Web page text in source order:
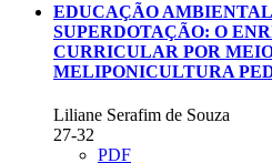
EDUCAÇÃO
SUPERDOTAÇÃO: O
CURRICULAR POR
MELIPONICULTURA
Liliane Serafim de Souza
27-32
PDF